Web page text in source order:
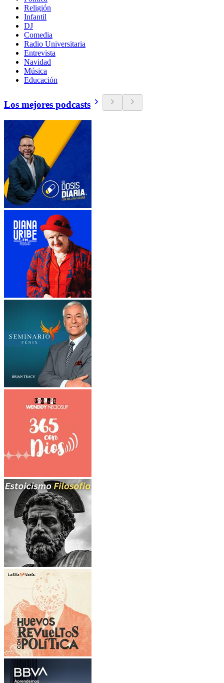
Religión
Infantil
DJ
Comedia
Radio Universitaria
Entrevista
Navidad
Música
Educación
Los mejores podcasts